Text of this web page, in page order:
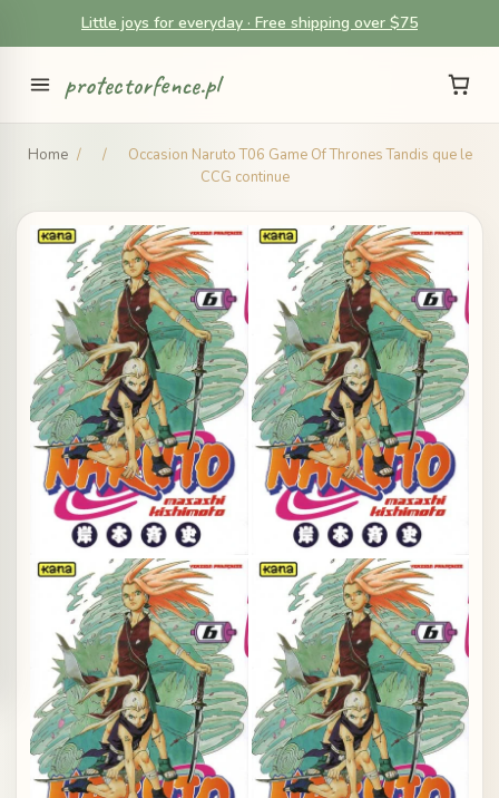
Little joys for everyday · Free shipping over $75
protectorfence.pl
Home / /
Occasion Naruto T06 Game Of Thrones Tandis que le
CCG continue